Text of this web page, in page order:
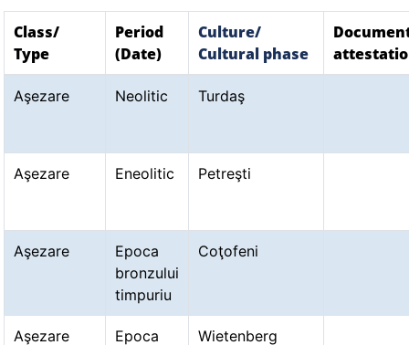
Class/
Type
Period
(Date)
Culture/
Cultural phase
Aşezare Neolitic Turdaş
Aşezare Eneolitic Petreşti
Aşezare
Epoca
bronzului
timpuriu
Coţofeni
Aşezare
Epoca
Wietenberg